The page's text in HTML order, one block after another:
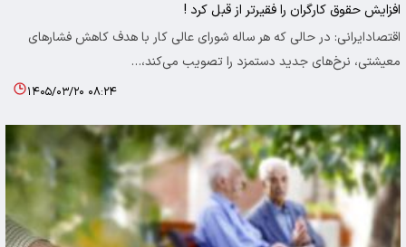
افزایش حقوق کارگران را فقیرتر از قبل کرد !
اقتصادایرانی: در حالی که هر ساله شورای عالی کار با هدف کاهش فشارهای
معیشتی، نرخ‌های جدید دستمزد را تصویب می‌کند،…
۱۴۰۵/۰۳/۲۰ ۰۸:۲۴